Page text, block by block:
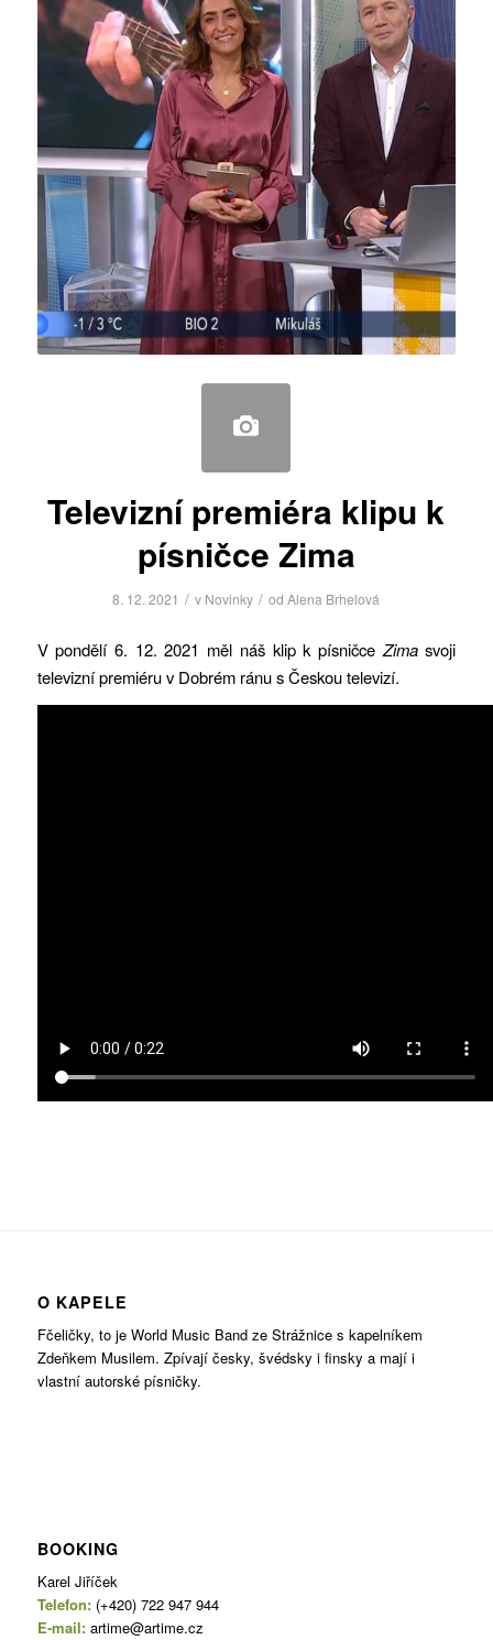
Televizní premiéra klipu k
písničce Zima
8. 12. 2021 / v Novinky / odAlena Brhelová
V pondělí 6. 12. 2021 měl náš klip k písničce Zimasvoji
televizní premiéru v Dobrém ránu s Českou televizí.
O KAPELE
Fčeličky, to je World Music Band ze Strážnice s kapelníkem
Zdeňkem Musilem. Zpívají česky, švédsky i finsky a mají i
vlastní autorské písničky.
BOOKING
Karel Jiříček
Telefon:(+420) 722 947 944
E-mail: artime@artime.cz